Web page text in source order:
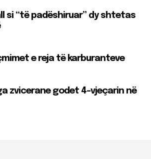
si “të padëshiruar” dy shtetas
çmimet e reja të karburanteve
zvicerane godet 4-vjeçarin në